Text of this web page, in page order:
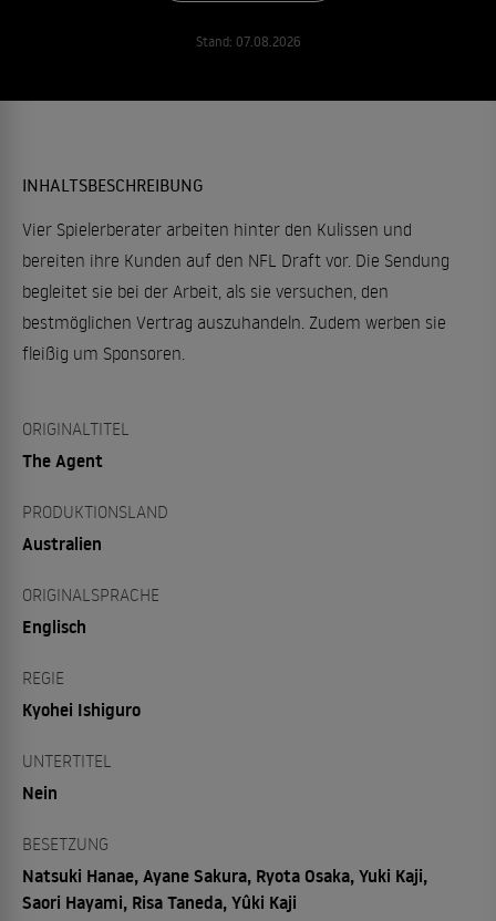
Stand: 07.08.2026
INHALTSBESCHREIBUNG
Vier Spielerberater arbeiten hinter den Kulissen und
bereiten ihre Kunden auf den NFL Draft vor. Die Sendung
begleitet sie bei der Arbeit, als sie versuchen, den
bestmöglichen Vertrag auszuhandeln. Zudem werben sie
fleißig um Sponsoren.
ORIGINALTITEL
The Agent
PRODUKTIONSLAND
Australien
ORIGINALSPRACHE
Englisch
REGIE
Kyohei Ishiguro
UNTERTITEL
Nein
BESETZUNG
Natsuki Hanae, Ayane Sakura, Ryota Osaka, Yuki Kaji,
Saori Hayami, Risa Taneda, Yûki Kaji